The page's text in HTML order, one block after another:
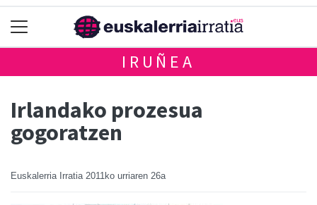
IRUÑEA
Irlandako prozesua
gogoratzen
Euskalerria Irratia 2011ko urriaren 26a